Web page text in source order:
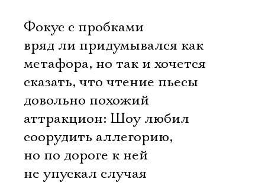
Фокус с пробками
вряд ли придумывался как
метафора, но так и хочется
сказать, что чтение пьесы
довольно похожий
аттракцион: Шоу любил
соорудить аллегорию,
но по дороге к ней
не упускал случая